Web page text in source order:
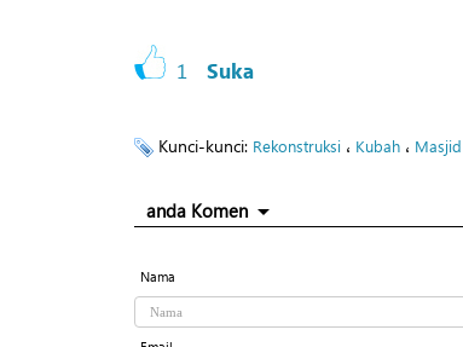
1 Suka
Kunci-kunci: Rekonstruksi ، Kubah ،
anda Komen
Nama